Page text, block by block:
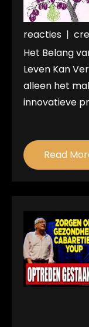
reacties |
Het Belang
Leven Kan
alleen het
innovatieve
Read